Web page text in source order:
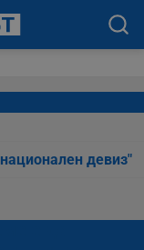
девиз"